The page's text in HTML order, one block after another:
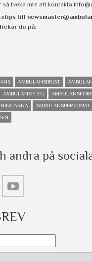
tveka inte att kontakta
till
du på:
AMBULANSBRIST
AMBULANSFLYG
AMBULANSPERSONAL
andra på